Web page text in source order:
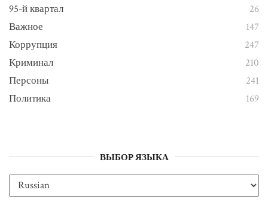
95-й квартал
26
Важное
147
Коррупция
247
Криминал
210
Персоны
241
Политика
169
ВЫБОР ЯЗЫКА